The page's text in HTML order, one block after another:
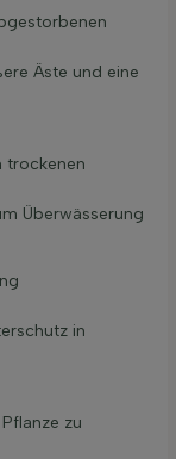
Äste und eine
trockenen
Überwässerung
in
zu